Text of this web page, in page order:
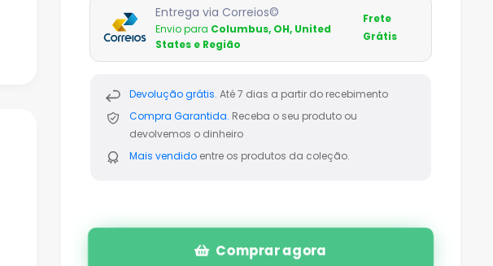
Entrega via Correios©
Envio para Columbus, OH, United
States e Região
Frete
Grátis
Devolução grátis. Até 7 dias a partir do recebimento
Compra Garantida. Receba o seu produto ou
devolvemos o dinheiro
Mais vendido entre os produtos da coleção.
Comprar agora